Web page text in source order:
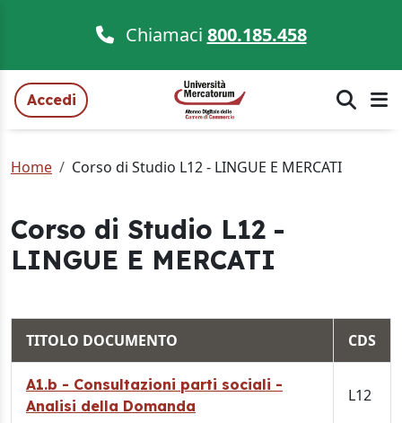
Chiamaci 800.185.458
Accedi
Home Corso di Studio L12 - LINGUE E MERCATI
Corso di Studio L12 -
LINGUE E MERCATI
TITOLO DOCUMENTO CDS
A1.b - Consultazioni parti sociali -
Analisi della Domanda
L12